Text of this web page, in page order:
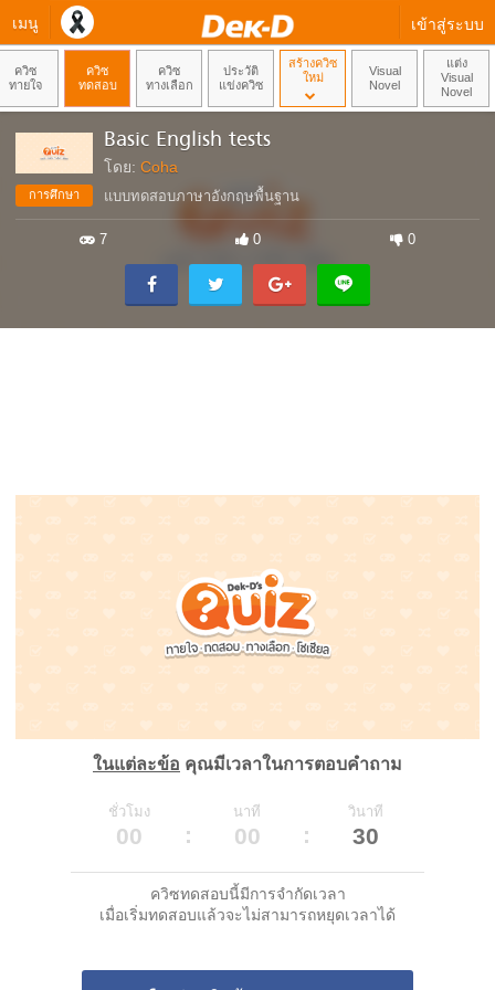
เมนู เข้าสู่ระบบ
ควิซ
ทายใจ
ควิซ
ทดสอบ
ควิซ
ทางเลือก
ประวัติ
แข่งควิซ
สร้างควิซ
ใหม่
Visual
Novel
แต่ง
Visual
Novel
การศึกษา
Basic English tests
โดย: Coha
แบบทดสอบภาษาอังกฤษพื้นฐาน
7 0 0
ในแต่ละข้อ คุณมีเวลาในการตอบคำถาม
ชั่วโมง นาที วินาที
00 00 30
ควิซทดสอบนี้มีการจำกัดเวลา
เมื่อเริ่มทดสอบแล้วจะไม่สามารถหยุดเวลาได้